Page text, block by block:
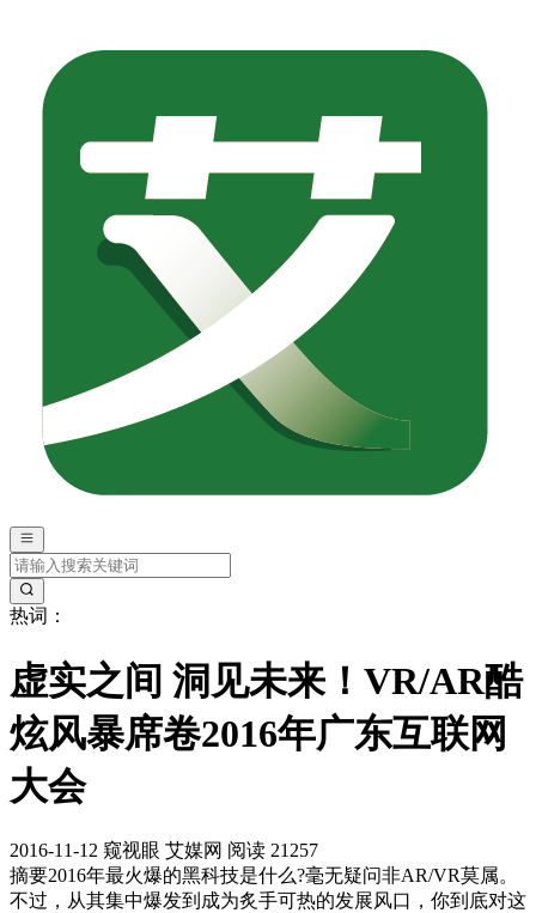
热词：
虚实之间 洞见未来！VR/AR酷
炫风暴席卷2016年广东互联网
大会
2016-11-12 窥视眼 艾媒网 阅读 21257
摘要2016年最火爆的黑科技是什么?毫无疑问非AR/VR莫属。
不过，从其集中爆发到成为炙手可热的发展风口，你到底对这